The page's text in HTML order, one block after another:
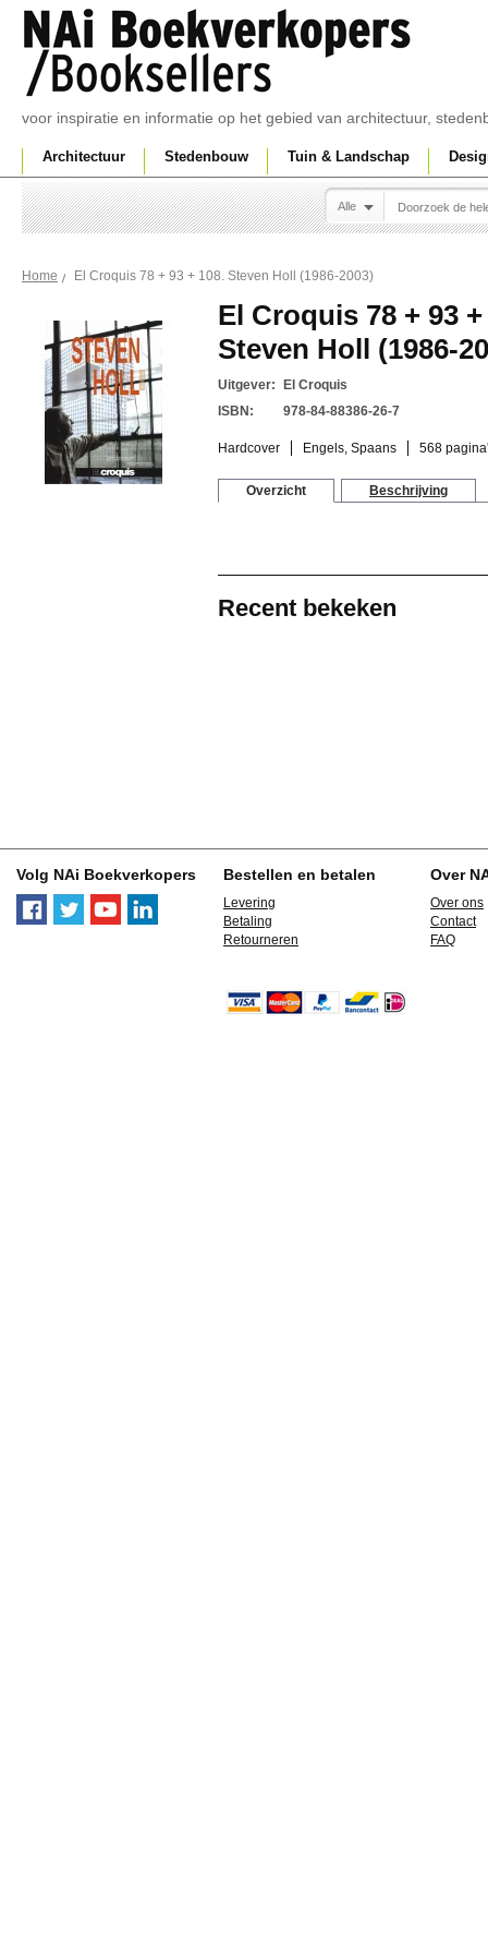
voor inspiratie en informatie op het gebied van architectuur,
Architectuur Stedenbouw Tuin & Landschap
Alle
Home El Croquis 78 + 93 + 108. Steven Holl (1986-2003)
El Croquis 78 + 93 +
Steven Holl (1986-
Uitgever:
El Croquis
ISBN:
978-84-88386-26-7
Hardcover Engels, Spaans 568
Overzicht Beschrijving
Recent bekeken
Volg NAi Boekverkopers Bestellen en betalen
Levering
Betaling
Retourneren
Over
Over ons
Contact
FAQ